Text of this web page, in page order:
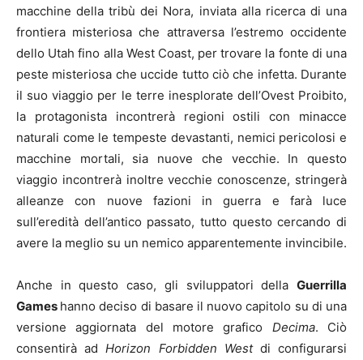
macchine della tribù dei Nora, inviata alla ricerca di una
frontiera misteriosa che attraversa l’estremo occidente
dello Utah fino alla West Coast, per trovare la fonte di una
peste misteriosa che uccide tutto ciò che infetta. Durante
il suo viaggio per le terre inesplorate dell’Ovest Proibito,
la protagonista incontrerà regioni ostili con minacce
naturali come le tempeste devastanti, nemici pericolosi e
macchine mortali, sia nuove che vecchie. In questo
viaggio incontrerà inoltre vecchie conoscenze, stringerà
alleanze con nuove fazioni in guerra e farà luce
sull’eredità dell’antico passato, tutto questo cercando di
avere la meglio su un nemico apparentemente invincibile.
Anche in questo caso, gli sviluppatori della Guerrilla
Games hanno deciso di basare il nuovo capitolo su di una
versione aggiornata del motore grafico Decima. Ciò
consentirà adHorizon Forbidden West di configurarsi